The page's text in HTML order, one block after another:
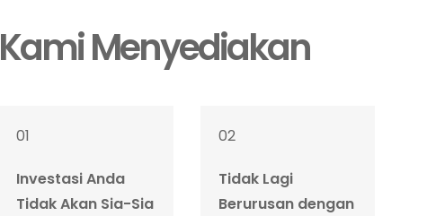
Kami Menyediakan
01
Investasi Anda
Tidak Akan Sia-Sia
02
Tidak Lagi
Berurusan dengan